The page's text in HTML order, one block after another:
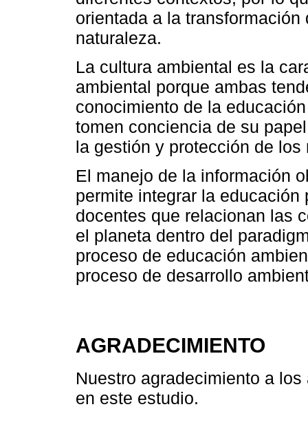
orientada a la
naturaleza.
La cultura ambiental es la
ambiental porque ambas
conocimiento de la
tomen conciencia de su
la gestión y protección de
El manejo de la información
permite integrar la
docentes que relacionan las
el planeta dentro del
proceso de educación
proceso de desarrollo
AGRADECIMIENTO
Nuestro agradecimiento a
en este estudio.